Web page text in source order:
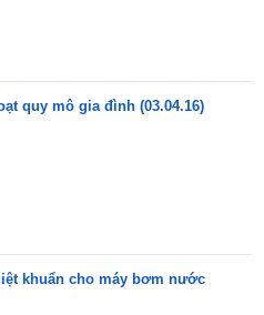
quy mô gia đình (03.04.16)
khuẩn cho máy bơm nước